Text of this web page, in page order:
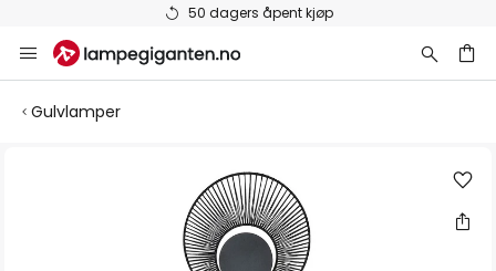
50 dagers åpent kjøp
Hopp
til
Gulvlamper